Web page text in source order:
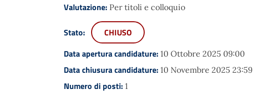
Valutazione: Per titoli e colloquio
Stato:
CHIUSO
Data apertura candidature: 10 Ottobre 2025 09:00
Data chiusura candidature: 10 Novembre 2025 23:59
Numero di posti: 1